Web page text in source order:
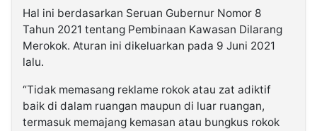
Hal ini berdasarkan Seruan Gubernur Nomor 8
Tahun 2021 tentang Pembinaan Kawasan Dilarang
Merokok. Aturan ini dikeluarkan pada 9 Juni 2021
lalu.
“Tidak memasang reklame rokok atau zat adiktif
baik di dalam ruangan maupun di luar ruangan,
termasuk memajang kemasan atau bungkus rokok